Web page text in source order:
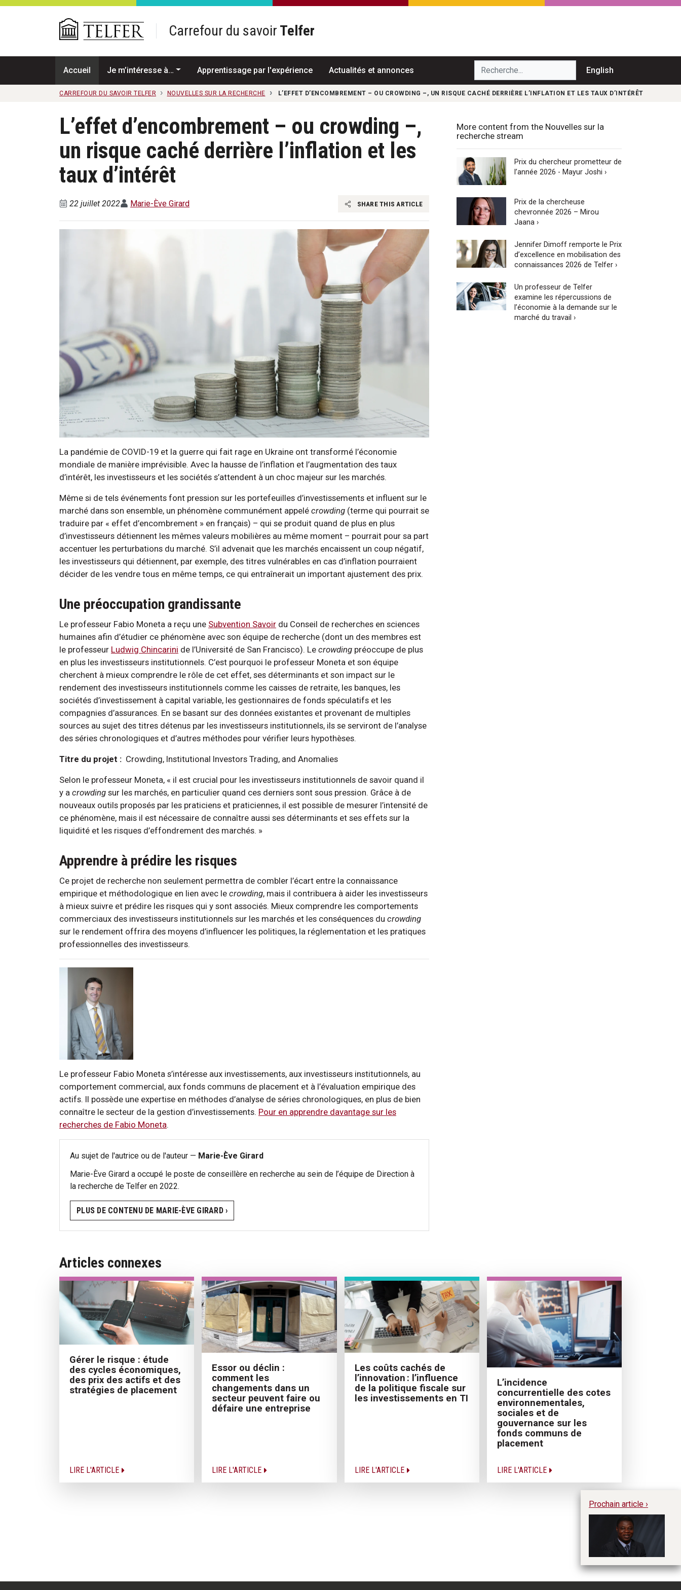
Passer au contenu principal
Carrefour du savoir Telfer
Accueil Je m’intéresse à… Apprentissage par l'expérience Actualités et annonces Recherche... English
CARREFOUR DU SAVOIR TELFER NOUVELLES SUR LA RECHERCHE L’EFFET D’ENCOMBREMENT – OU CROWDING –, UN RISQUE CACHÉ DERRIÈRE L’INFLATION ET LES TAUX D’INTÉRÊT
L’effet d’encombrement – ou crowding –,
un risque caché derrière l’inflation et les
taux d’intérêt
22 juillet 2022 Marie-Ève Girard SHARE THIS ARTICLE
La pandémie de COVID-19 et la guerre qui fait rage en Ukraine ont transformé l’économie
mondiale de manière imprévisible. Avec la hausse de l’inflation et l’augmentation des taux
d’intérêt, les investisseurs et les sociétés s’attendent à un choc majeur sur les marchés.
Même si de tels événements font pression sur les portefeuilles d’investissements et influent sur le
marché dans son ensemble, un phénomène communément appelé crowding (terme qui pourrait se
traduire par « effet d’encombrement » en français) – qui se produit quand de plus en plus
d’investisseurs détiennent les mêmes valeurs mobilières au même moment – pourrait pour sa part
accentuer les perturbations du marché. S’il advenait que les marchés encaissent un coup négatif,
les investisseurs qui détiennent, par exemple, des titres vulnérables en cas d’inflation pourraient
décider de les vendre tous en même temps, ce qui entraînerait un important ajustement des prix.
Une préoccupation grandissante
Le professeur Fabio Moneta a reçu une Subvention Savoir du Conseil de recherches en sciences
humaines afin d’étudier ce phénomène avec son équipe de recherche (dont un des membres est
le professeur Ludwig Chincarini de l’Université de San Francisco). Le crowding préoccupe de plus
en plus les investisseurs institutionnels. C’est pourquoi le professeur Moneta et son équipe
cherchent à mieux comprendre le rôle de cet effet, ses déterminants et son impact sur le
rendement des investisseurs institutionnels comme les caisses de retraite, les banques, les
sociétés d’investissement à capital variable, les gestionnaires de fonds spéculatifs et les
compagnies d’assurances. En se basant sur des données existantes et provenant de multiples
sources au sujet des titres détenus par les investisseurs institutionnels, ils se serviront de l’analyse
des séries chronologiques et d’autres méthodes pour vérifier leurs hypothèses.
Titre du projet : Crowding, Institutional Investors Trading, and Anomalies
Selon le professeur Moneta, « il est crucial pour les investisseurs institutionnels de savoir quand il
y a crowding sur les marchés, en particulier quand ces derniers sont sous pression. Grâce à de
nouveaux outils proposés par les praticiens et praticiennes, il est possible de mesurer l’intensité de
ce phénomène, mais il est nécessaire de connaître aussi ses déterminants et ses effets sur la
liquidité et les risques d’effondrement des marchés. »
Apprendre à prédire les risques
Ce projet de recherche non seulement permettra de combler l’écart entre la connaissance
empirique et méthodologique en lien avec le crowding, mais il contribuera à aider les investisseurs
à mieux suivre et prédire les risques qui y sont associés. Mieux comprendre les comportements
commerciaux des investisseurs institutionnels sur les marchés et les conséquences du crowding
sur le rendement offrira des moyens d’influencer les politiques, la réglementation et les pratiques
professionnelles des investisseurs.
Le professeur Fabio Moneta s’intéresse aux investissements, aux investisseurs institutionnels, au
comportement commercial, aux fonds communs de placement et à l’évaluation empirique des
actifs. Il possède une expertise en méthodes d’analyse de séries chronologiques, en plus de bien
connaître le secteur de la gestion d’investissements. Pour en apprendre davantage sur les
recherches de Fabio Moneta.
Au sujet de l'autrice ou de l'auteur — Marie-Ève Girard
Marie-Ève Girard a occupé le poste de conseillère en recherche au sein de l’équipe de Direction à
la recherche de Telfer en 2022.
PLUS DE CONTENU DE MARIE-ÈVE GIRARD ›
More content from the Nouvelles sur la
recherche stream
Prix du chercheur prometteur de
l’année 2026 - Mayur Joshi ›
Prix de la chercheuse
chevronnée 2026 – Mirou
Jaana ›
Jennifer Dimoff remporte le Prix
d’excellence en mobilisation des
connaissances 2026 de Telfer ›
Un professeur de Telfer
examine les répercussions de
l’économie à la demande sur le
marché du travail ›
Articles connexes
Gérer le risque : étude
des cycles économiques,
des prix des actifs et des
stratégies de placement
LIRE L'ARTICLE
Essor ou déclin :
comment les
changements dans un
secteur peuvent faire ou
défaire une entreprise
LIRE L'ARTICLE
Les coûts cachés de
l’innovation : l’influence
de la politique fiscale sur
les investissements en TI
LIRE L'ARTICLE
L’incidence
concurrentielle des cotes
environnementales,
sociales et de
gouvernance sur les
fonds communs de
placement
LIRE L'ARTICLE
Prochain article ›